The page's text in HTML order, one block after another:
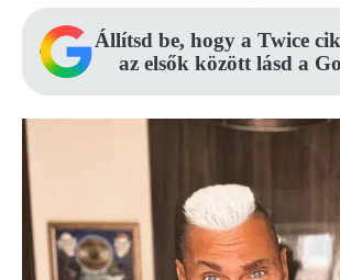
Állítsd be, hogy a Twice
az elsők között lásd a